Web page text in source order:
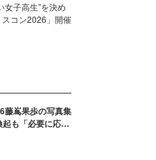
女子高生”を決め
コン2026」開催
藤嶌果歩の写真集
も「必要に応じ